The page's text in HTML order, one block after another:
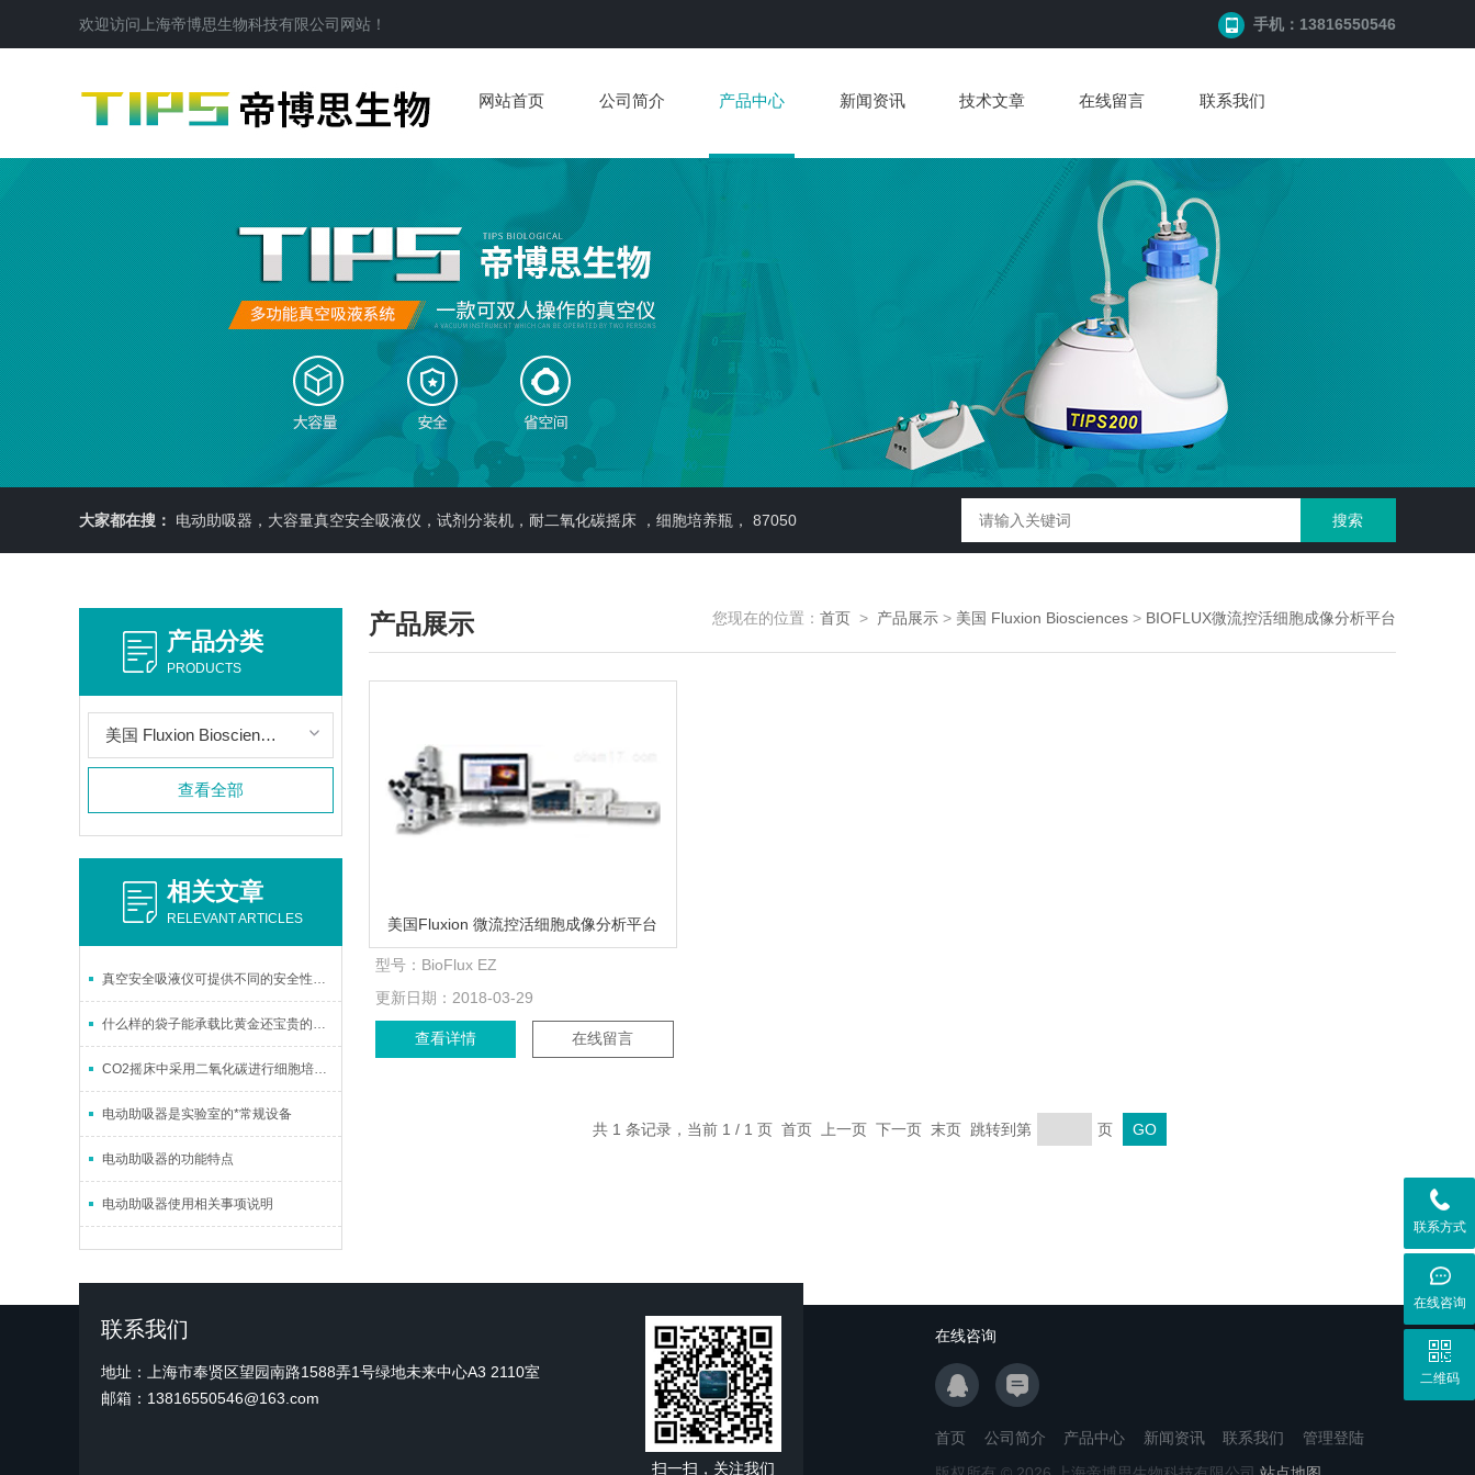
欢迎访问 上海帝博思生物科技有限公司 网站！ 手机：13816550546
网站首页 公司简介 产品中心 新闻资讯 技术文章 在线留言 联系我们
大家都在搜： 电动助吸器，大容量真空安全吸液仪，试剂分装机，耐二氧化碳摇床 ，细胞培养瓶， 87050
产品分类
PRODUCTS
美国 Fluxion Biosciences
查看全部
相关文章
RELEVANT ARTICLES
真空安全吸液仪可提供不同的安全性等级
什么样的袋子能承载比黄金还宝贵的液体？
CO2摇床中采用二氧化碳进行细胞培养的原因
电动助吸器是实验室的*常规设备
电动助吸器的功能特点
电动助吸器使用相关事项说明
产品展示 您现在的位置： 首页 > 产品展示 > 美国 Fluxion Biosciences > BIOFLUX微流控活细胞成像分析平台
美国Fluxion 微流控活细胞成像分析平台
型号： BioFlux EZ
更新日期： 2018-03-29
查看详情 在线留言
共 1 条记录，当前 1 / 1 页 首页 上一页 下一页 末页 跳转到第 页
联系我们
地址：上海市奉贤区望园南路1588弄1号绿地未来中心A3 2110室
邮箱：13816550546@163.com
扫一扫，关注我们
在线咨询
首页 公司简介 产品中心 新闻资讯 联系我们
管理登陆
联系方式
在线咨询
二维码